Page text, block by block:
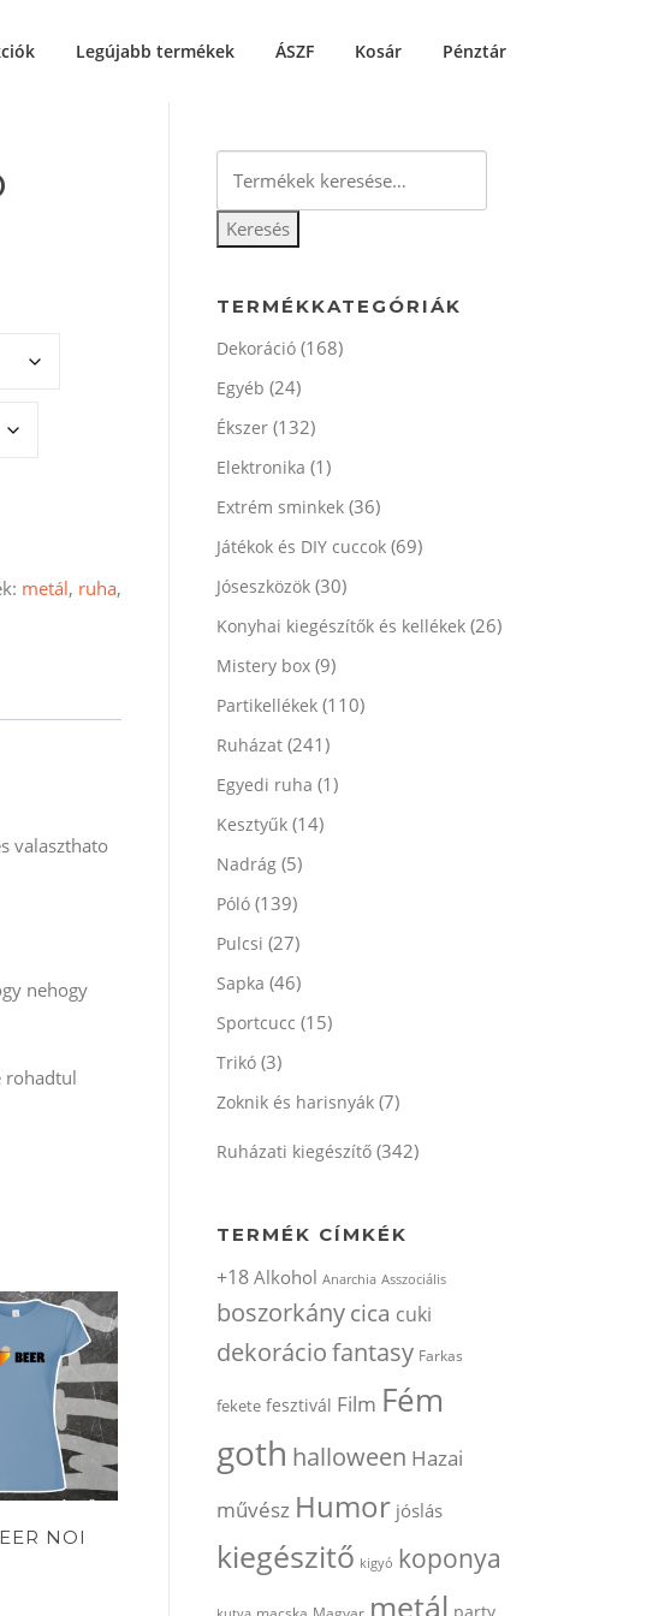
Legújabb termékek ÁSZF Kosár Pénztár
metál, ruha,
valaszthato
nehogy
rohadtul
NOI
következőre:
Keresés
TERMÉKKATEGÓRIÁK
Dekoráció (168)
Egyéb (24)
Ékszer (132)
Elektronika (1)
Extrém sminkek (36)
Játékok és DIY cuccok (69)
Jóseszközök (30)
Konyhai kiegészítők és kellékek (26)
Mistery box (9)
Partikellékek (110)
Ruházat (241)
Egyedi ruha (1)
Kesztyűk (14)
Nadrág (5)
Póló (139)
Pulcsi (27)
Sapka (46)
Sportcucc (15)
Trikó (3)
Zoknik és harisnyák (7)
Ruházati kiegészítő (342)
TERMÉK CÍMKÉK
+18 Alkohol Anarchia Asszociális
boszorkánycica cuki
dekoráciofantasy Farkas
fekete fesztivál Film Fém
goth halloween Hazai
művész Humor jóslás
kiegészitő kigyó koponya
metál